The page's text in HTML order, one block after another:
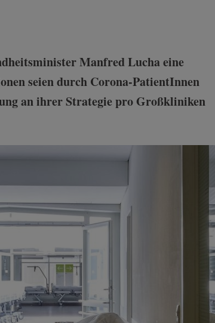
Manfred Lucha eine
seien durch Corona-PatientInnen
an ihrer Strategie pro Großkliniken